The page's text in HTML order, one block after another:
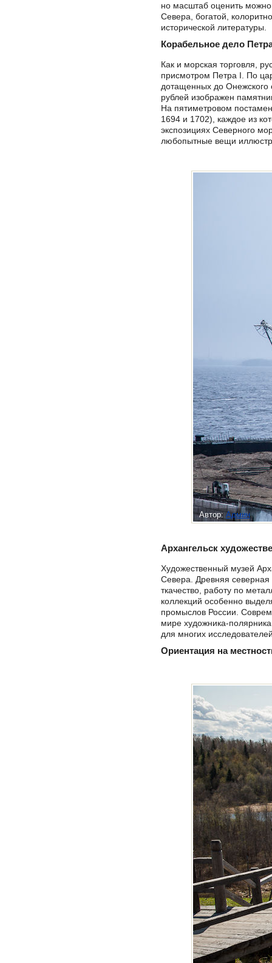
но масштаб оценить можно.
Севера, богатой,
исторической литературы.
Корабельное дело
Как и морская торговля,
присмотром Петра I. По
дотащенных до Онежского
рублей изображен
На пятиметровом
1694 и 1702), каждое из
экспозициях Северного
любопытные вещи
Автор:Админ
Архангельск
Художественный музей
Севера. Древняя северная
ткачество, работу по
коллекций особенно
промыслов России.
мире художника-
для многих
Ориентация на